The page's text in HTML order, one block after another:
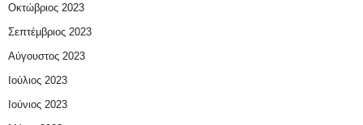
Οκτώβριος 2023
Σεπτέμβριος 2023
Αύγουστος 2023
Ιούλιος 2023
Ιούνιος 2023